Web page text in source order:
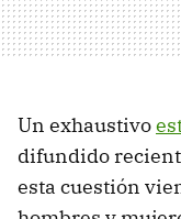
Un exhaustivo
difundido
esta cuestión